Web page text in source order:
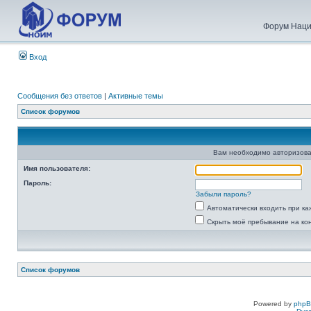
Форум
Вход
Сообщения без ответов | Активные темы
Список форумов
Вам необходимо
Имя пользователя:
Пароль:
Забыли пароль?
Автоматически входить при
Скрыть моё пребывание на
Список форумов
Powered by